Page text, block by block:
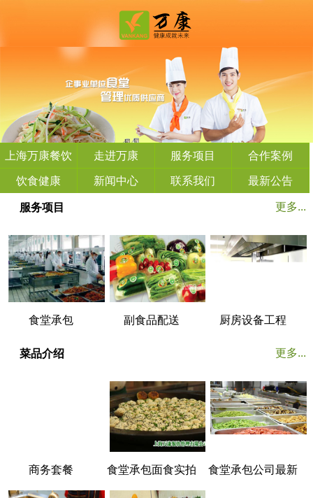
上海万康餐饮
管理有限公司
走进万康 服务项目 合作案例
饮食健康 新闻中心 联系我们 最新公告
更多...
服务项目
食堂承包 副食品配送 厨房设备工程
更多...
菜品介绍
商务套餐 食堂承包面食实拍
食堂承包公司最新